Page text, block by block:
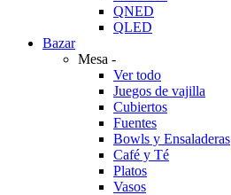
QNED
QLED
Bazar
Mesa -
Ver todo
Juegos de vajilla
Cubiertos
Fuentes
Bowls y Ensaladeras
Café y Té
Platos
Vasos